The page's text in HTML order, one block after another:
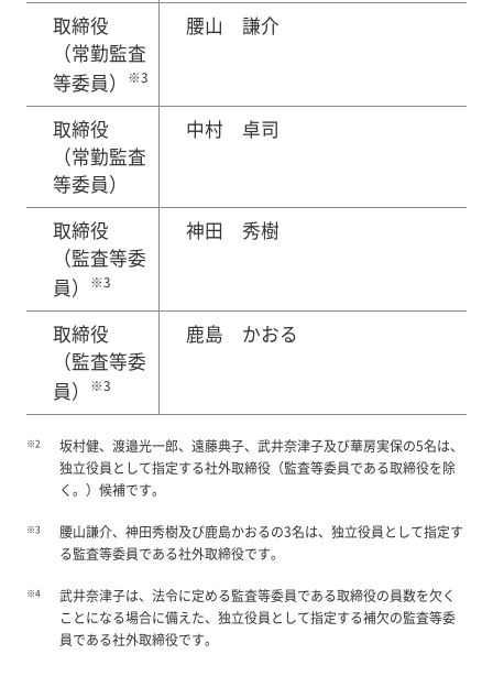
取締役
（常勤監査
等委員）
※3
腰山 謙介
取締役
（常勤監査
等委員）
中村 卓司
取締役
（監査等委
員）
※3
神田 秀樹
取締役
（監査等委
員）
※3
鹿島 かおる
※2
坂村健、渡邉光一郎、遠藤典子、武井奈津子及び華房実保の5名は、
独立役員として指定する社外取締役（監査等委員である取締役を除
く。）候補です。
※3
腰山謙介、神田秀樹及び鹿島かおるの3名は、独立役員として指定す
る監査等委員である社外取締役です。
※4
武井奈津子は、法令に定める監査等委員である取締役の員数を欠く
ことになる場合に備えた、独立役員として指定する補欠の監査等委
員である社外取締役です。